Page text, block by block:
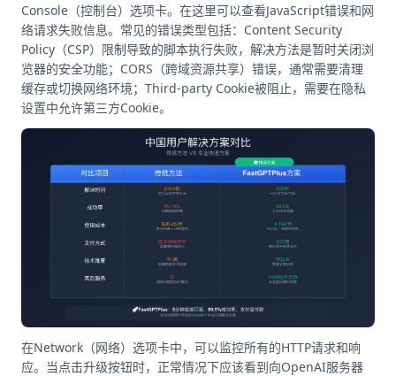
Console（控制台）选项卡。在这里可以查看JavaScript错误和网
络请求失败信息。常见的错误类型包括：Content Security
Policy（CSP）限制导致的脚本执行失败，解决方法是暂时关闭浏
览器的安全功能；CORS（跨域资源共享）错误，通常需要清理
缓存或切换网络环境；Third-party Cookie被阻止，需要在隐私
设置中允许第三方Cookie。
在Network（网络）选项卡中，可以监控所有的HTTP请求和响
应。当点击升级按钮时，正常情况下应该看到向OpenAI服务器